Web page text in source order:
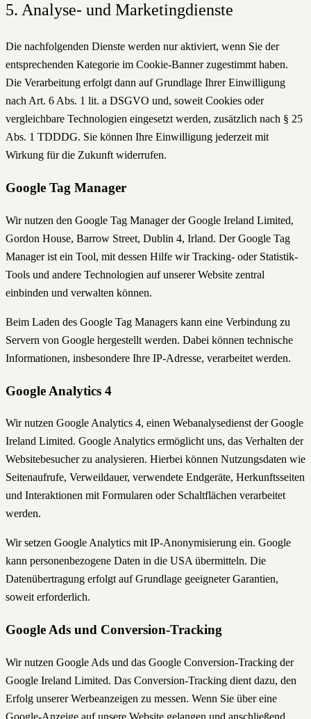
5. Analyse- und Marketingdienste
Die nachfolgenden Dienste werden nur aktiviert, wenn Sie der
entsprechenden Kategorie im Cookie-Banner zugestimmt haben.
Die Verarbeitung erfolgt dann auf Grundlage Ihrer Einwilligung
nach Art. 6 Abs. 1 lit. a DSGVO und, soweit Cookies oder
vergleichbare Technologien eingesetzt werden, zusätzlich nach § 25
Abs. 1 TDDDG. Sie können Ihre Einwilligung jederzeit mit
Wirkung für die Zukunft widerrufen.
Google Tag Manager
Wir nutzen den Google Tag Manager der Google Ireland Limited,
Gordon House, Barrow Street, Dublin 4, Irland. Der Google Tag
Manager ist ein Tool, mit dessen Hilfe wir Tracking- oder Statistik-
Tools und andere Technologien auf unserer Website zentral
einbinden und verwalten können.
Beim Laden des Google Tag Managers kann eine Verbindung zu
Servern von Google hergestellt werden. Dabei können technische
Informationen, insbesondere Ihre IP-Adresse, verarbeitet werden.
Google Analytics 4
Wir nutzen Google Analytics 4, einen Webanalysedienst der Google
Ireland Limited. Google Analytics ermöglicht uns, das Verhalten der
Websitebesucher zu analysieren. Hierbei können Nutzungsdaten wie
Seitenaufrufe, Verweildauer, verwendete Endgeräte, Herkunftsseiten
und Interaktionen mit Formularen oder Schaltflächen verarbeitet
werden.
Wir setzen Google Analytics mit IP-Anonymisierung ein. Google
kann personenbezogene Daten in die USA übermitteln. Die
Datenübertragung erfolgt auf Grundlage geeigneter Garantien,
soweit erforderlich.
Google Ads und Conversion-Tracking
Wir nutzen Google Ads und das Google Conversion-Tracking der
Google Ireland Limited. Das Conversion-Tracking dient dazu, den
Erfolg unserer Werbeanzeigen zu messen. Wenn Sie über eine
Google-Anzeige auf unsere Website gelangen und anschließend